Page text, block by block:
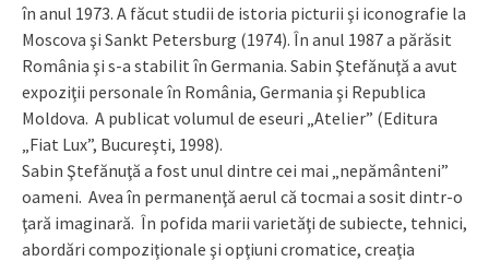
în anul 1973. A făcut studii de istoria picturii şi iconografie la
Moscova şi Sankt Petersburg (1974). În anul 1987 a părăsit
România şi s-a stabilit în Germania. Sabin Ştefănuţă a avut
expoziţii personale în România, Germania şi Republica
Moldova. A publicat volumul de eseuri „Atelier” (Editura
„Fiat Lux”, Bucureşti, 1998).
Sabin Ştefănuţă a fost unul dintre cei mai „nepământeni”
oameni. Avea în permanenţă aerul că tocmai a sosit dintr-o
ţară imaginară. În pofida marii varietăţi de subiecte, tehnici,
abordări compoziţionale şi opţiuni cromatice, creaţia